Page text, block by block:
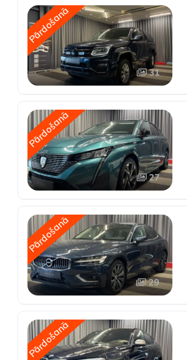
Pārdošanā
31
Pārdošanā
27
Pārdošanā
29
Pārdošanā